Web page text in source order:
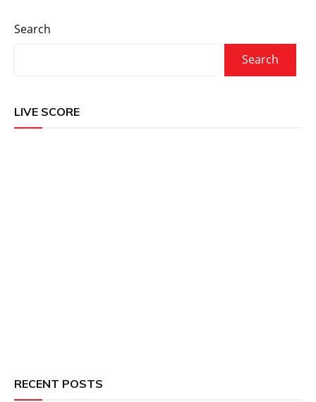
Search
Search
LIVE SCORE
RECENT POSTS